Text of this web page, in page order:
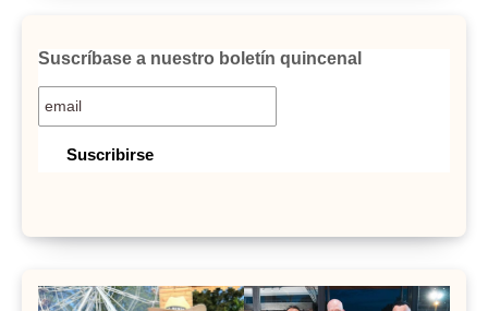
Suscríbase a nuestro boletín quincenal